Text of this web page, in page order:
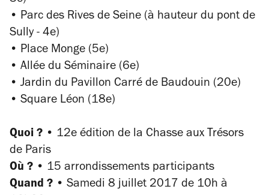
• Parc des Rives de Seine (à hauteur du pont de
Sully - 4e)
• Place Monge (5e)
• Allée du Séminaire (6e)
• Jardin du Pavillon Carré de Baudouin (20e)
• Square Léon (18e)
Quoi ? • 12e édition de la Chasse aux Trésors
de Paris
Où ? • 15 arrondissements participants
Quand ? • Samedi 8 juillet 2017 de 10h à